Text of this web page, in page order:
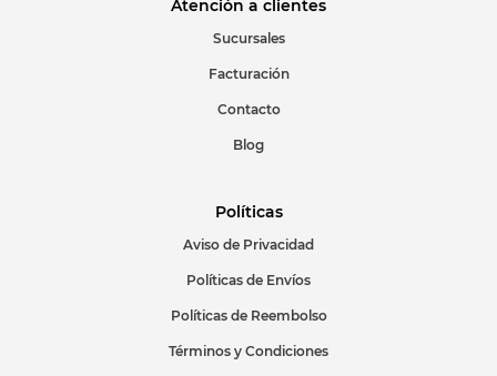
Atención a clientes
Sucursales
Facturación
Contacto
Blog
Políticas
Aviso de Privacidad
Políticas de Envíos
Políticas de Reembolso
Términos y Condiciones